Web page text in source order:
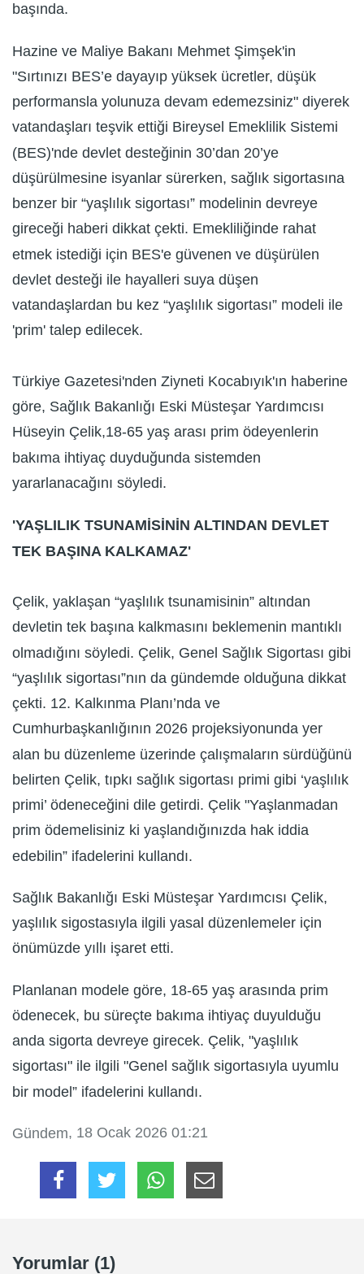
başında.
Hazine ve Maliye Bakanı Mehmet Şimşek'in
"Sırtınızı BES’e dayayıp yüksek ücretler, düşük
performansla yolunuza devam edemezsiniz" diyerek
vatandaşları teşvik ettiği Bireysel Emeklilik Sistemi
(BES)'nde devlet desteğinin 30’dan 20’ye
düşürülmesine isyanlar sürerken, sağlık sigortasına
benzer bir “yaşlılık sigortası” modelinin devreye
gireceği haberi dikkat çekti. Emekliliğinde rahat
etmek istediği için BES'e güvenen ve düşürülen
devlet desteği ile hayalleri suya düşen
vatandaşlardan bu kez “yaşlılık sigortası” modeli ile
'prim' talep edilecek.
Türkiye Gazetesi'nden Ziyneti Kocabıyık'ın haberine
göre, Sağlık Bakanlığı Eski Müsteşar Yardımcısı
Hüseyin Çelik,18-65 yaş arası prim ödeyenlerin
bakıma ihtiyaç duyduğunda sistemden
yararlanacağını söyledi.
'YAŞLILIK TSUNAMİSİNİN ALTINDAN DEVLET
TEK BAŞINA KALKAMAZ'
Çelik, yaklaşan “yaşlılık tsunamisinin” altından
devletin tek başına kalkmasını beklemenin mantıklı
olmadığını söyledi. Çelik, Genel Sağlık Sigortası gibi
“yaşlılık sigortası”nın da gündemde olduğuna dikkat
çekti. 12. Kalkınma Planı’nda ve
Cumhurbaşkanlığının 2026 projeksiyonunda yer
alan bu düzenleme üzerinde çalışmaların sürdüğünü
belirten Çelik, tıpkı sağlık sigortası primi gibi ‘yaşlılık
primi’ ödeneceğini dile getirdi. Çelik "Yaşlanmadan
prim ödemelisiniz ki yaşlandığınızda hak iddia
edebilin” ifadelerini kullandı.
Sağlık Bakanlığı Eski Müsteşar Yardımcısı Çelik,
yaşlılık sigostasıyla ilgili yasal düzenlemeler için
önümüzde yıllı işaret etti.
Planlanan modele göre, 18-65 yaş arasında prim
ödenecek, bu süreçte bakıma ihtiyaç duyulduğu
anda sigorta devreye girecek. Çelik, "yaşlılık
sigortası" ile ilgili "Genel sağlık sigortasıyla uyumlu
bir model” ifadelerini kullandı.
Gündem, 18 Ocak 2026 01:21
Yorumlar (1)